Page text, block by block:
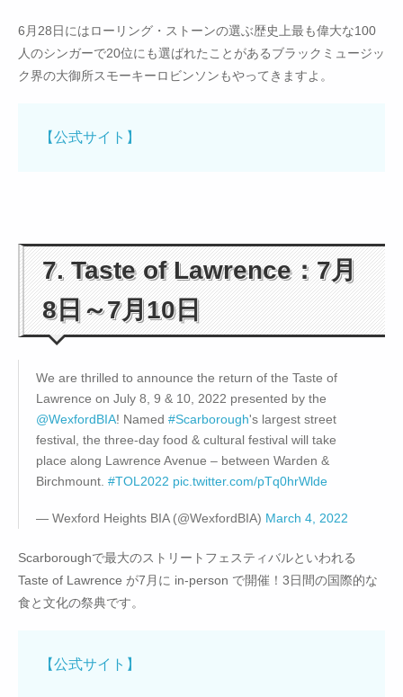
6月28日にはローリング・ストーンの選ぶ歴史上最も偉大な100
人のシンガーで20位にも選ばれたことがあるブラックミュージッ
ク界の大御所スモーキーロビンソンもやってきますよ。
【公式サイト】
7. Taste of Lawrence：7月
8日～7月10日
We are thrilled to announce the return of the Taste of
Lawrence on July 8, 9 & 10, 2022 presented by the
@WexfordBIA! Named #Scarborough's largest street
festival, the three-day food & cultural festival will take
place along Lawrence Avenue – between Warden &
Birchmount. #TOL2022 pic.twitter.com/pTq0hrWlde
— Wexford Heights BIA (@WexfordBIA) March 4, 2022
Scarboroughで最大のストリートフェスティバルといわれる
Taste of Lawrence が7月に in-person で開催！3日間の国際的な
食と文化の祭典です。
【公式サイト】